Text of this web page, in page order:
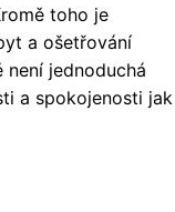
toho je
a ošetřování
není jednoduchá
a spokojenosti jak